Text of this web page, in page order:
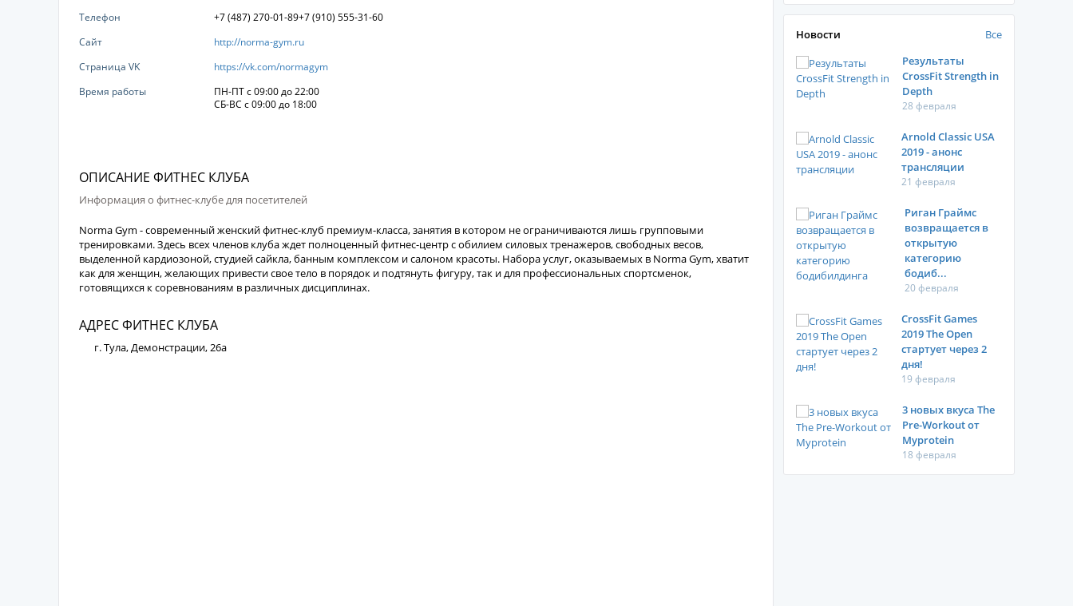
Телефон
+7 (487) 270-01-89+7 (910) 555-31-60
Сайт
http://norma-gym.ru
Страница VK
https://vk.com/normagym
Время работы
ПН-ПТ с 09:00 до 22:00
СБ-ВС с 09:00 до 18:00
ОПИСАНИЕ ФИТНЕС КЛУБА
Информация о фитнес-клубе для посетителей
Norma Gym - современный женский фитнес-клуб премиум-класса, занятия в котором не ограничиваются лишь групповыми
тренировками. Здесь всех членов клуба ждет полноценный фитнес-центр с обилием силовых тренажеров, свободных весов,
выделенной кардиозоной, студией сайкла, банным комплексом и салоном красоты. Набора услуг, оказываемых в Norma Gym, хватит
как для женщин, желающих привести свое тело в порядок и подтянуть фигуру, так и для профессиональных спортсменок,
готовящихся к соревнованиям в различных дисциплинах.
АДРЕС ФИТНЕС КЛУБА
г. Тула, Демонстрации, 26а
Новости
Все
Результаты
CrossFit Strength in
Depth
28 февраля
Arnold Classic USA
2019 - анонс
трансляции
21 февраля
Риган Граймс
возвращается в
открытую
категорию
бодиб...
20 февраля
CrossFit Games
2019 The Open
стартует через 2
дня!
19 февраля
3 новых вкуса The
Pre-Workout от
Myprotein
18 февраля